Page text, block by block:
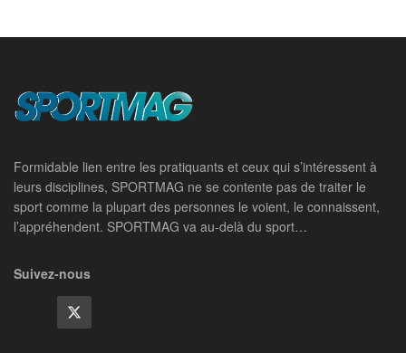
Formidable lien entre les pratiquants et ceux qui s’intéressent à
leurs disciplines, SPORTMAG ne se contente pas de traiter le
sport comme la plupart des personnes le voient, le connaissent,
l’appréhendent. SPORTMAG va au-delà du sport…
Suivez-nous